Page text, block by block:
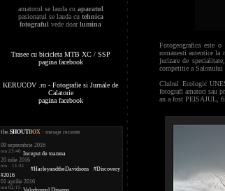
amatorul se lauda cu aparatul
pasionatul se lauda cu tehnica
fotograful vede doarlumina
Trasee cu bicicleta MTB XC / SSP
pagina facebook
KERUCOV .ro - Fotografie si Jurnale de
Calatorie
pagina facebook
the.SHOUTBOX - mesaje recente
09 septembrie 2016
ora 23:46 Inceput de toamna
20 iulie 2016
ora 11:31
#HarleyandtheDavidsons #Discovery
#2016
01 aprilie 2016
ora 02:15
Fotogeografica este
romanesti autentice la
jurizare de
competitie a Salonului
Clubul Ecologic
fotografi amatori sau
an a fost PEISAJUL,